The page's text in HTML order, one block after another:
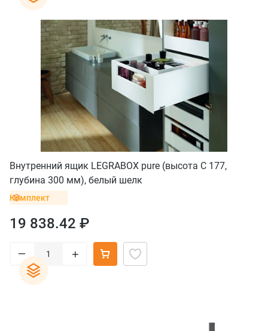
Внутренний ящик LEGRABOX pure (высота C 177,
глубина 300 мм), белый шелк
Комплект
19 838.42 ₽
– +